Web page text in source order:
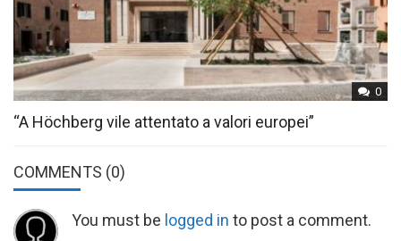
0
“A Höchberg vile attentato a valori europei”
COMMENTS (0)
You must be logged in to post a comment.